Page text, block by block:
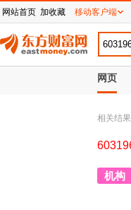
网页
相关结
机构
网站首页 加收藏 移动客户端